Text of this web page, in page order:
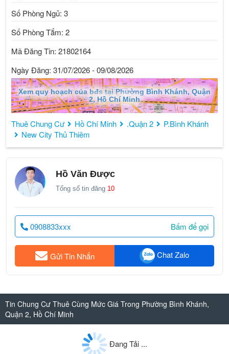
Số Phòng Ngủ: 3
Số Phòng Tắm: 2
Mã Đăng Tin: 21802164
Ngày Đăng: 31/07/2026 - 09/08/2026
Xem quy hoạch của bđs tại Phường Bình Khánh, Quận
2, Hồ Chí Minh
Thuê Chung Cư Hồ Chí Minh .Quận 2
P.Bình Khánh
New City Thủ Thiêm
Hồ Văn Được
Tổng số tin đăng 10
0908833xxx Bấm để gọi
Gửi Tin Nhắn Chat Zalo
Tin Chung Cư Thuê Cùng Mức Giá Trong Phường Bình Khánh,
Quận 2, Hồ Chí Minh
Đang Tải ...